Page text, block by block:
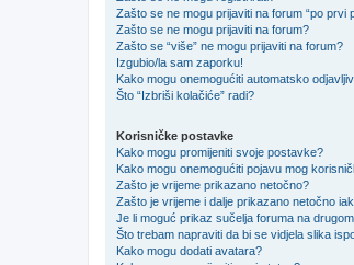
Zašto se ne mogu prijaviti na forum “po prvi
Zašto se ne mogu prijaviti na forum?
Zašto se “više” ne mogu prijaviti na forum?
Izgubio/la sam zaporku!
Kako mogu onemogućiti automatsko
Što “Izbriši kolačiće” radi?
Korisničke postavke
Kako mogu promijeniti svoje postavke?
Kako mogu onemogućiti pojavu mog
Zašto je vrijeme prikazano netočno?
Zašto je vrijeme i dalje prikazano netočno
Je li moguć prikaz sučelja foruma na
Što trebam napraviti da bi se vidjela slika
Kako mogu dodati avatara?